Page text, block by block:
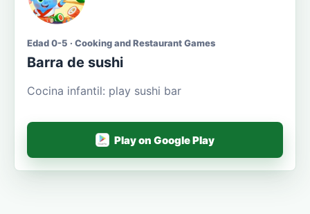
Edad 0-5 · Cooking and Restaurant Games
Barra de sushi
Cocina infantil: play sushi bar
Play on Google Play